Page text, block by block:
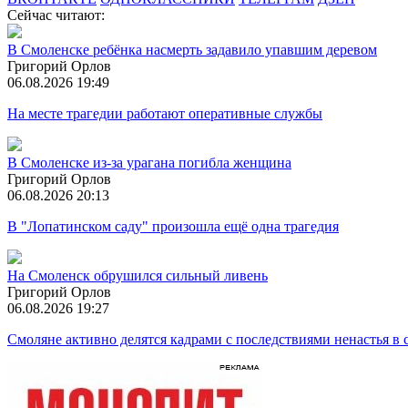
Сейчас читают:
В Смоленске ребёнка насмерть задавило упавшим деревом
Григорий Орлов
06.08.2026 19:49
На месте трагедии работают оперативные службы
В Смоленске из-за урагана погибла женщина
Григорий Орлов
06.08.2026 20:13
В "Лопатинском саду" произошла ещё одна трагедия
На Смоленск обрушился сильный ливень
Григорий Орлов
06.08.2026 19:27
Смоляне активно делятся кадрами с последствиями ненастья в